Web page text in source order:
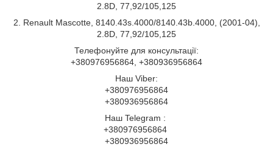
2.8D, 77,92/105,125
2. Renault Mascotte, 8140.43s.4000/8140.43b.4000, (2001-04),
2.8D, 77,92/105,125
Телефонуйте для консультації:
+380976956864, +380936956864
Наш Viber:
+380976956864
+380936956864
Наш Telegram :
+380976956864
+380936956864